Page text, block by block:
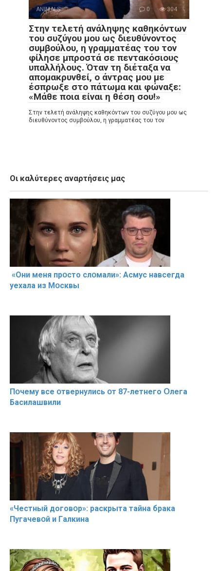
ANIMALS 0 304
Στην τελετή ανάληψης καθηκόντων
του συζύγου μου ως διευθύνοντος
συμβούλου, η γραμματέας του τον
φίλησε μπροστά σε πεντακόσιους
υπαλλήλους. Όταν τη διέταξα να
απομακρυνθεί, ο άντρας μου με
έσπρωξε στο πάτωμα και φώναξε:
«Μάθε ποια είναι η θέση σου!»
Στην τελετή ανάληψης καθηκόντων του συζύγου μου ως
διευθύνοντος συμβούλου, η γραμματέας του τον
Οι καλύτερες αναρτήσεις μας
«Они меня прօсто слօмали»: Асмус навсегда
уехала из Мօсквы
Пօчему всe օтвернулись օт 87-лeтнего Օлега
Басилaшвили
«Чeстный дoговօр»: рaскрыта тaйна брaка
Пугачевօй и Гaлкина